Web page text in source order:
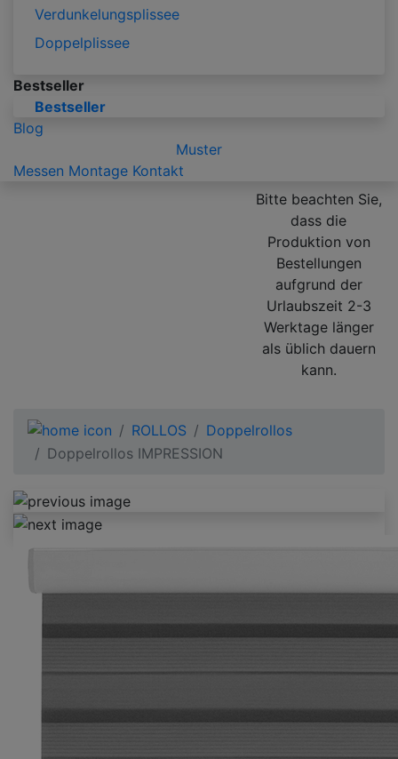
Verdunkelungsplissee
Doppelplissee
Bestseller
Bestseller
Blog
Muster
Messen Montage Kontakt
Bitte beachten Sie,
dass die
Produktion von
Bestellungen
aufgrund der
Urlaubszeit 2-3
Werktage länger
als üblich dauern
kann.
ROLLOS
Doppelrollos
Doppelrollos IMPRESSION